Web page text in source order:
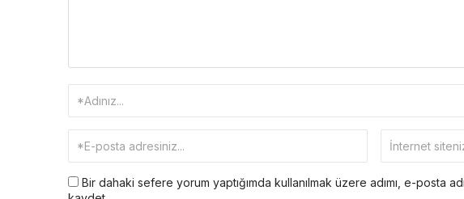
Bir dahaki sefere yorum yaptığımda kullanılmak üzere adımı, e-posta